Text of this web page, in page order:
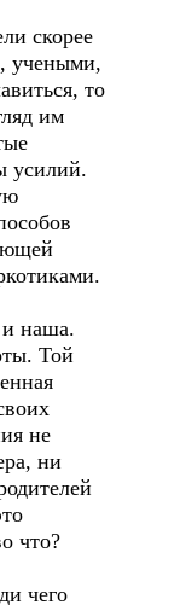
скорее
учеными,
то
им
усилий.
наша.
Той
не
ни
что?
чего